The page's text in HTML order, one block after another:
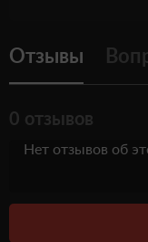
Отзывы
0 отзывов
Нет отзывов об